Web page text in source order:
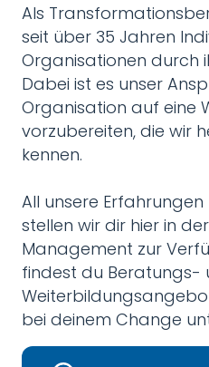
Als
seit über 35 Jahren
Organisationen durch
Dabei ist es unser
Organisation auf eine
vorzubereiten, die wir
kennen.
All unsere Erfahrungen
stellen wir dir hier in
Management zur
findest du Beratungs-
bei deinem Change